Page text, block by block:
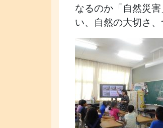
なるのか「自然災
い、自然の大切さ、